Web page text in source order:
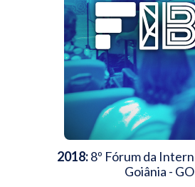
2018:8º Fórum da
Goiânia - GO